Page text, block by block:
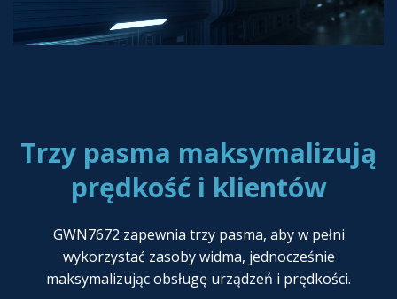
Trzy pasma maksymalizują
prędkość i klientów
GWN7672 zapewnia trzy pasma, aby w pełni
wykorzystać zasoby widma, jednocześnie
maksymalizując obsługę urządzeń i prędkości.